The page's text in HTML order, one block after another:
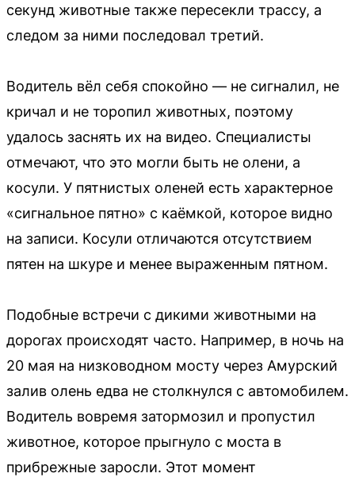
секунд животные также пересекли трассу, а
следом за ними последовал третий.
Водитель вёл себя спокойно — не сигналил, не
кричал и не торопил животных, поэтому
удалось заснять их на видео. Специалисты
отмечают, что это могли быть не олени, а
косули. У пятнистых оленей есть характерное
«сигнальное пятно» с каёмкой, которое видно
на записи. Косули отличаются отсутствием
пятен на шкуре и менее выраженным пятном.
Подобные встречи с дикими животными на
дорогах происходят часто. Например, в ночь на
20 мая на низководном мосту через Амурский
залив олень едва не столкнулся с автомобилем.
Водитель вовремя затормозил и пропустил
животное, которое прыгнуло с моста в
прибрежные заросли. Этот момент